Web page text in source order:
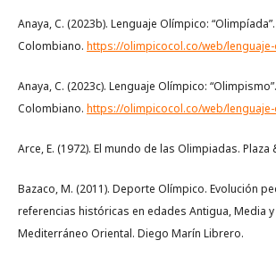
Anaya, C. (2023b). Lenguaje Olímpico:
Colombiano. https://olimpicocol.co/web/
Anaya, C. (2023c). Lenguaje Olímpico:
Colombiano. https://olimpicocol.co/web/
Arce, E. (1972). El mundo de las Olimpiadas. Plaza
Bazaco, M. (2011). Deporte Olímpico. Evolución
referencias históricas en edades Antigua, Media
Mediterráneo Oriental. Diego Marín Librero.